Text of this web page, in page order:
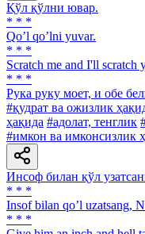
Қўл қўлни ювар.
* * *
Qoʼl qoʼlni yuvar.
* * *
Scratch me and I'll scratch
* * *
Рука руку моет, и обе
#қудрат ва ожизлик
ҳақида #адолат, тенглик
#имкон ва имконсизлик
Инсоф билан қўл
* * *
Insof bilan qoʼl uzatsang,
* * *